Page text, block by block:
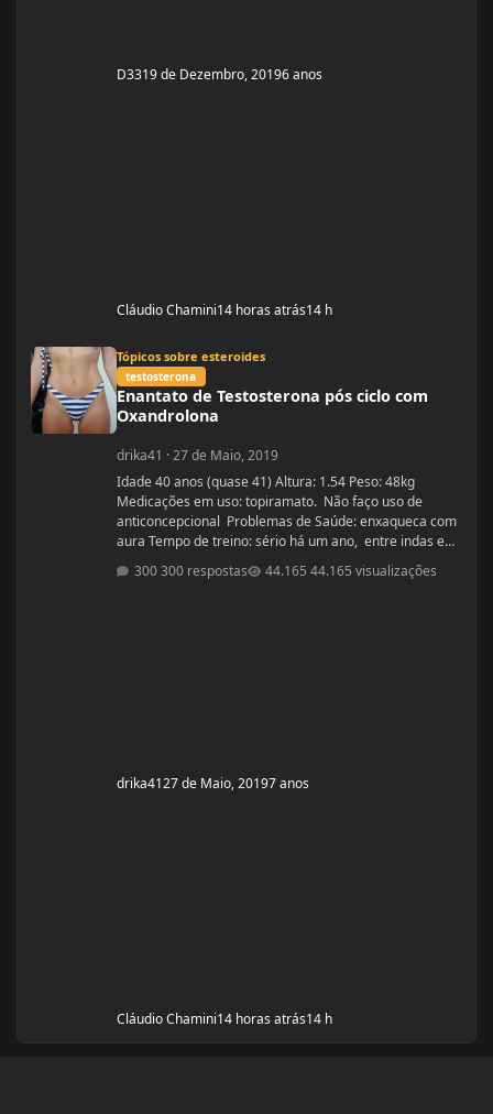
D3319 de Dezembro, 20196 anos
Cláudio Chamini14 horas atrás14 h
Tópicos sobre esteroides
testosterona
Enantato de Testosterona pós ciclo com
Oxandrolona
drika41 ·27 de Maio, 2019
Idade 40 anos (quase 41) Altura: 1.54 Peso: 48kg
Medicações em uso: topiramato. Não faço uso de
anticoncepcional Problemas de Saúde: enxaqueca com
aura Tempo de treino: sério há um ano, entre indas e
mg durante 8 semanas, após 10 mg até a 12° semana.
300 respostas 44.165 visualizações
drika4127 de Maio, 20197 anos
Cláudio Chamini14 horas atrás14 h